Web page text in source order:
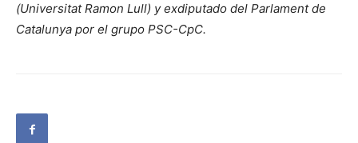
(Universitat Ramon Lull) y exdiputado del Parlament de
Catalunya por el grupo PSC-CpC.